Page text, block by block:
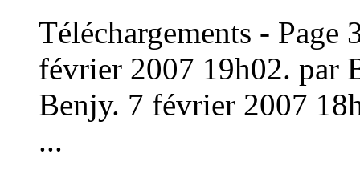
Téléchargements - Page
février 2007 19h02. par
Benjy. 7 février 2007
...